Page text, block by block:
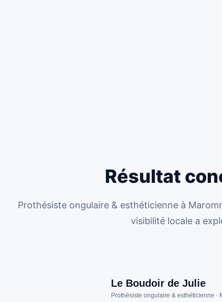
Résultat
Prothésiste ongulaire & esthéticienne à
visibilité locale a